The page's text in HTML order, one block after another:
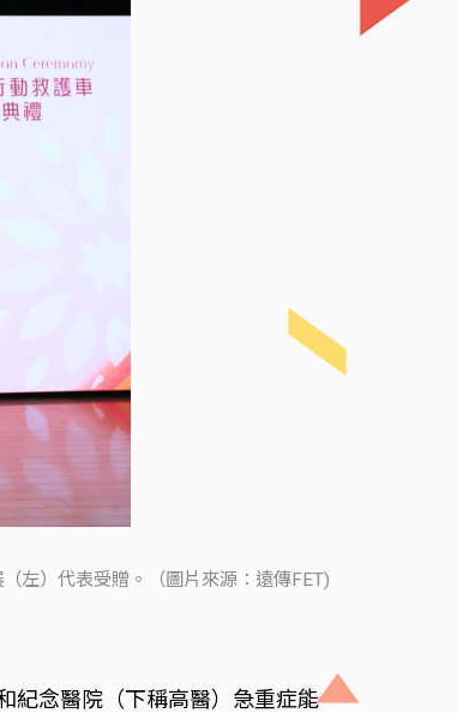
左）代表受贈。（圖片來源：遠傳FET)
紀念醫院（下稱高醫）急重症能